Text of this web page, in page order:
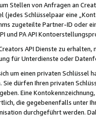
Stellen von Anfragen an
(jedes Schlüsselpaar eine
zugeteilte Partner-ID oder
und PA API
API Dienste zu
für Unterdienste oder
um einen privaten
Sie dürfen Ihren privaten
Eine
die gegebenenfalls unter
durchgeführt werden.